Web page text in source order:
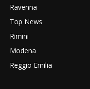
Ravenna
Top News
Rimini
Modena
Reggio Emilia